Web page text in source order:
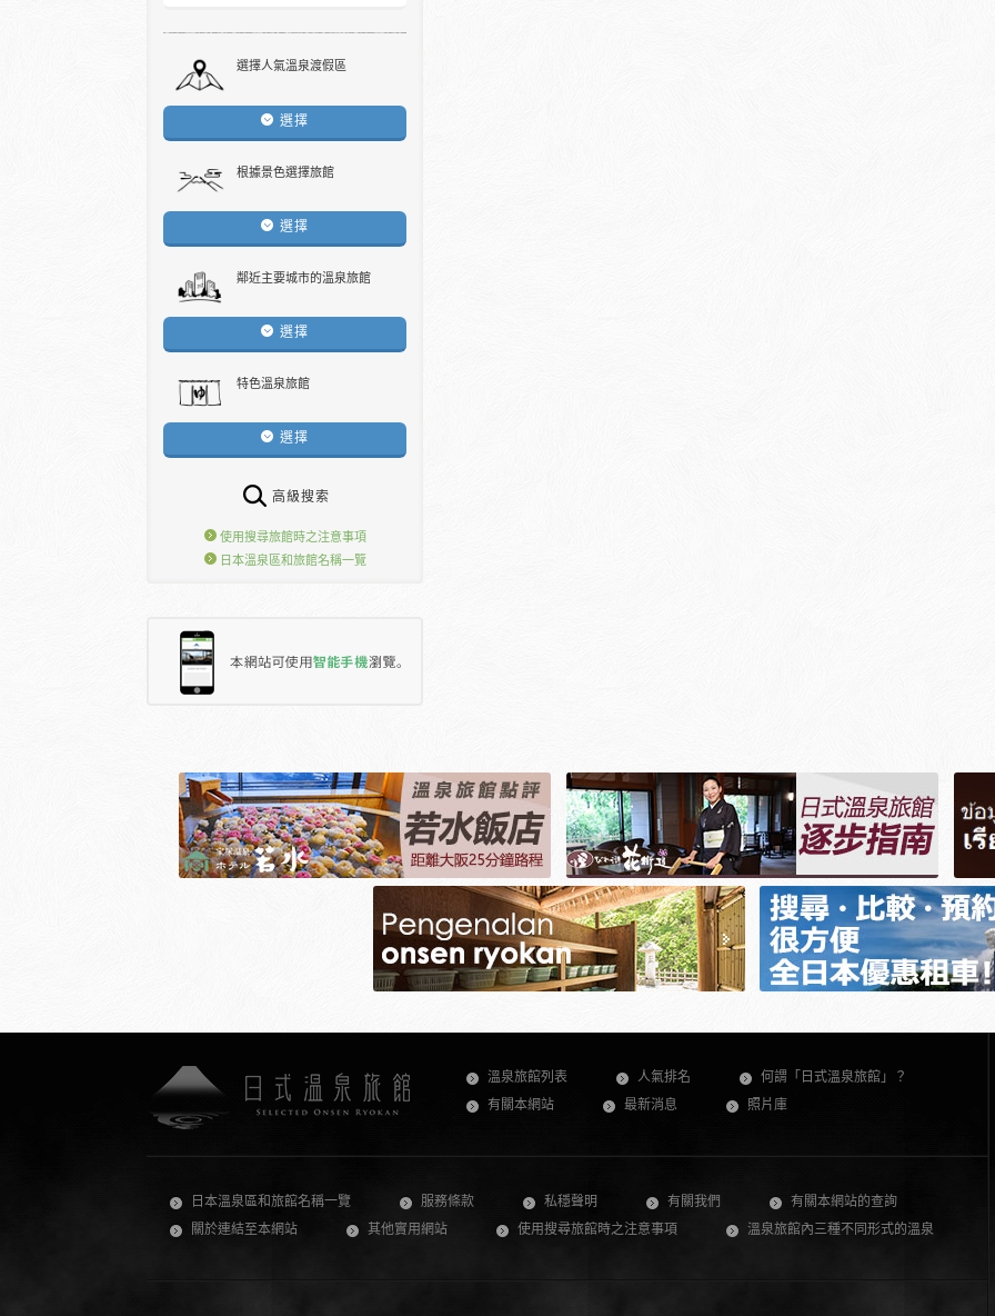
選擇人氣溫泉渡假區
選擇
根據景色選擇旅館
選擇
鄰近主要城市的溫泉旅館
選擇
特色溫泉旅館
選擇
高級搜索
使用搜尋旅館時之注意事項
日本溫泉區和旅館名稱一覽
溫泉旅館列表 人氣排名
何謂「日式溫泉旅館」？
有關本網站
最新消息 照片庫
日本溫泉區和旅館名稱一覽 服務條款 私穩聲明 有關我們
有關本網站的查詢
關於連結至本網站
其他實用網站 使用搜尋旅館時之注意事項 溫泉旅館內三種不同形式的溫泉